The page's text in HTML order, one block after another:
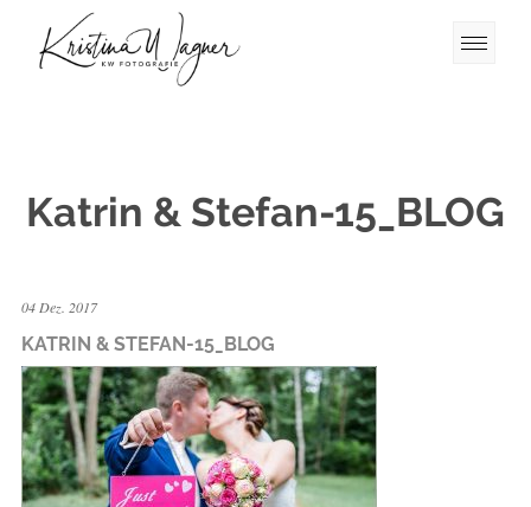
Katrin & Stefan-15_BLOG
04 Dez. 2017
KATRIN & STEFAN-15_BLOG